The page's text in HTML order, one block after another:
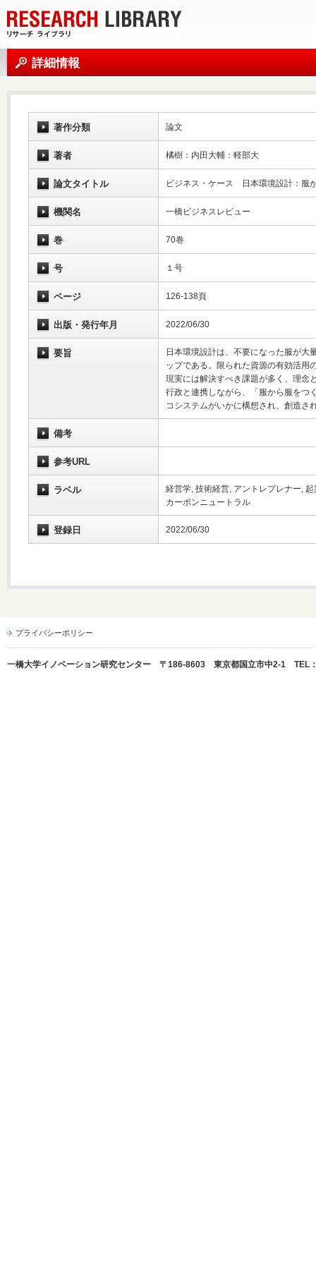
詳細情報
著作分類 論文
著者 橘樹：内田大輔：軽部大
論文タイトル ビジネス・ケース 日本環境設計：服
機関名 一橋ビジネスレビュー
巻 70巻
号 １号
ページ 126-138頁
出版・発行年月 2022/06/30
要旨
日本環境設計は、不要になった服が大
ップである。限られた資源の有効活用
現実には解決すべき課題が多く、理念
行政と連携しながら、「服から服をつ
コシステムがいかに構想され、創造さ
備考
参考URL
ラベル
経営学, 技術経営, アントレプレナー,
カーボンニュートラル
登録日 2022/06/30
プライバシーポリシー
一橋大学イノベーション研究センター 〒186-8603 東京都国立市中2-1 TEL